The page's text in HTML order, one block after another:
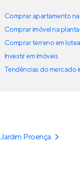
Comprar apartamento
Comprar imóvel na planta
Comprar terreno em
Investir em imóveis
Tendências do mercado
Jardim Proença